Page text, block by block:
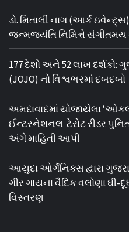
ડો. મિતાલી નાગ (આર્ક ઇવેન્ટ્સ)
જન્મજયંતિ નિમિત્તે સંગીતમય
177 દેશો અને 52 લાખ દર્શકો:
(JOJO) નો વિશ્વભરમાં દબદબો
અમદાવાદમાં યોજાયેલા
ઈન્ટરનેશનલ ટેરોટ રીડર
અંગે માહિતી આપી
આયુદા ઓર્ગેનિક્સ દ્વારા
ગીર ગાયના વૈદિક વલોણા
વિસ્તરણ